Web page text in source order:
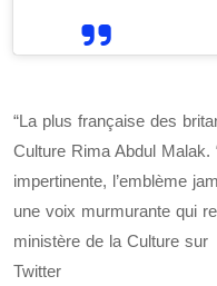
“La plus française des
Culture Rima Abdul Malak.
impertinente, l’emblème
une voix murmurante qui
ministère de la Culture sur
Twitter